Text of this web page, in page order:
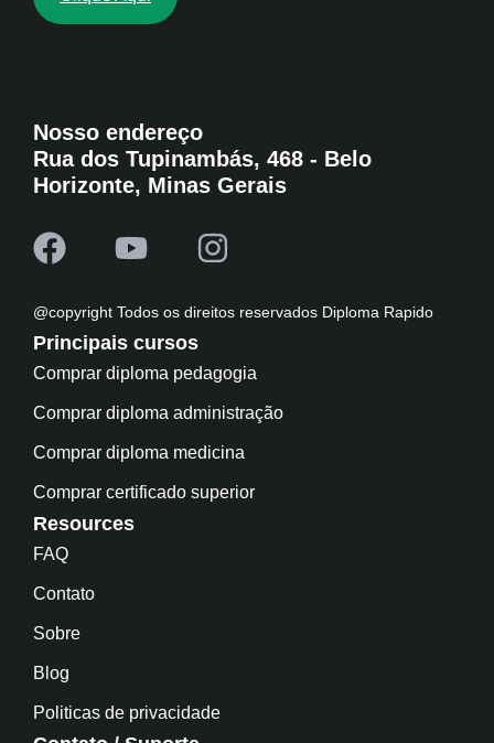
Nosso endereço
Rua dos Tupinambás, 468 - Belo
Horizonte, Minas Gerais
@copyright Todos os direitos reservados Diploma Rapido
Principais cursos
Comprar diploma pedagogia
Comprar diploma administração
Comprar diploma medicina
Comprar certificado superior
Resources
FAQ
Contato
Sobre
Blog
Politicas de privacidade